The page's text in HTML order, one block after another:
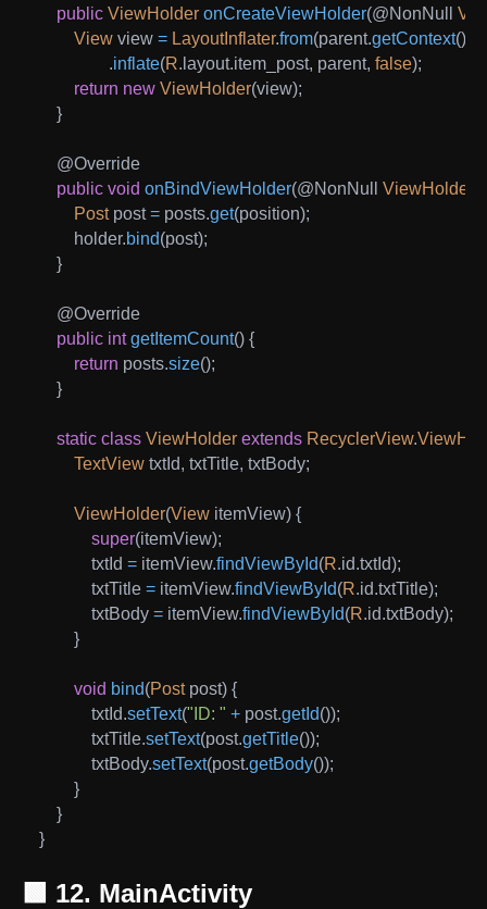
public ViewHolder onCreateViewHolder(@NonNull
View view = LayoutInflater.from(parent.getContext()
.inflate(R. layout.item_post, parent, false);
return new ViewHolder(view);
}
@Override
public void onBindViewHolder(@NonNull ViewHolder
Post post = posts.get(position);
        holder
.bind(post);
}
@Override
public int getItemCount() {
return posts.size();
}
static class ViewHolder extends RecyclerView.
TextView txtId, txtTitle, txtBody;
ViewHolder(View itemView) {
super(itemView);
            txtId
= itemView.findViewById(R.id.txtId);
            txtTitle
= itemView.findViewById(R.id.txtTitle);
            txtBody
= itemView.findViewById(R.id.txtBody);
}
void bind(Post post) {
            txtId
.setText("ID: " + post.getId());
            txtTitle
.setText(post.getTitle());
            txtBody
.setText(post.getBody());
}
}
}
🟩 12. MainActivity